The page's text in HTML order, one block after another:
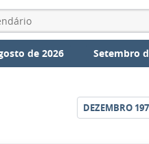
de 2026 Setembro
DEZEMBRO